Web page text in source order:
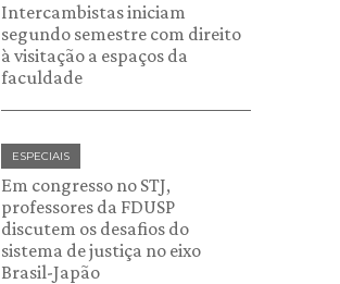
Intercambistas iniciam
segundo semestre com direito
à visitação a espaços da
faculdade
ESPECIAIS
Em congresso no STJ,
professores da FDUSP
discutem os desafios do
sistema de justiça no eixo
Brasil-Japão